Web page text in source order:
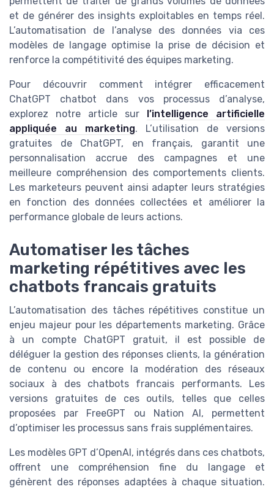
et de générer des insights exploitables en temps réel.
L’automatisation de l’analyse des données via ces
modèles de langage optimise la prise de décision et
renforce la compétitivité des équipes marketing.
Pour découvrir comment intégrer efficacement
ChatGPT chatbot dans vos processus d’analyse,
explorez notre article sur
l’intelligence artificielle
appliquée au marketing. L’utilisation de versions
gratuites de ChatGPT, en français, garantit une
personnalisation accrue des campagnes et une
meilleure compréhension des comportements clients.
Les marketeurs peuvent ainsi adapter leurs stratégies
en fonction des données collectées et améliorer la
performance globale de leurs actions.
Automatiser les tâches
marketing répétitives avec les
chatbots francais gratuits
L’automatisation des tâches répétitives constitue un
enjeu majeur pour les départements marketing. Grâce
à un compte ChatGPT gratuit, il est possible de
déléguer la gestion des réponses clients, la génération
de contenu ou encore la modération des réseaux
sociaux à des chatbots francais performants. Les
versions gratuites de ces outils, telles que celles
proposées par FreeGPT ou Nation AI, permettent
d’optimiser les processus sans frais supplémentaires.
Les modèles GPT d’OpenAI, intégrés dans ces chatbots,
offrent une compréhension fine du langage et
génèrent des réponses adaptées à chaque situation.